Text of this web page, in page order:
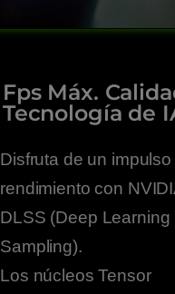
Fps Máx.
Tecnología de
Disfruta de un impulso
rendimiento con
DLSS (Deep Learning
Sampling).
Los núcleos Tensor